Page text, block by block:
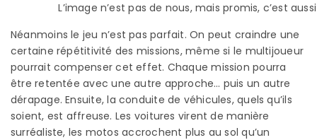
L’image n’est pas de nous, mais promis, c’est
Néanmoins le jeu n’est pas parfait. On peut craindre une
certaine répétitivité des missions, même si le multijoueur
pourrait compenser cet effet. Chaque mission pourra
être retentée avec une autre approche… puis un autre
dérapage. Ensuite, la conduite de véhicules, quels qu’ils
soient, est affreuse. Les voitures virent de manière
surréaliste, les motos accrochent plus au sol qu’un